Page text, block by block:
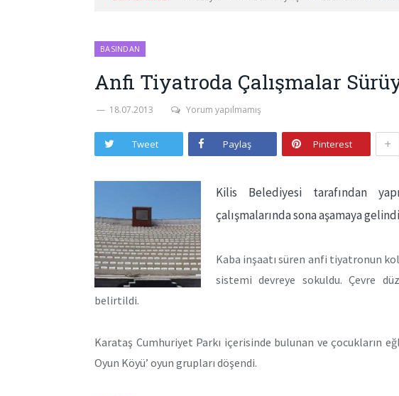
BASINDAN
Anfi Tiyatroda Çalışmalar
18.07.2013 Yorum yapılmamış
Tweet Paylaş Pinterest +
Kilis Belediyesi tarafından
çalışmalarında sona aşamaya
Kaba inşaatı süren anfi tiyatronun
sistemi devreye sokuldu. Çevre
belirtildi.
Karataş Cumhuriyet Parkı içerisinde bulunan ve çocukların
Oyun Köyü’ oyun grupları döşendi.